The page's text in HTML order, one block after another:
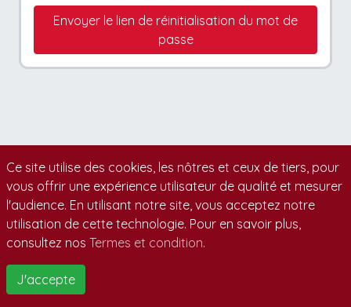
Envoyer le lien de réinitialisation du mot de
passe
© 2004-2020 Eleveurs.ca. Tous droits réservés.
Ce site utilise des cookies, les nôtres et ceux de tiers, pour
vous offrir une expérience utilisateur de qualité et mesurer
l'audience. En utilisant notre site, vous acceptez notre
utilisation de cette technologie. Pour en savoir plus,
consultez nos Termes et condition.
J'accepte